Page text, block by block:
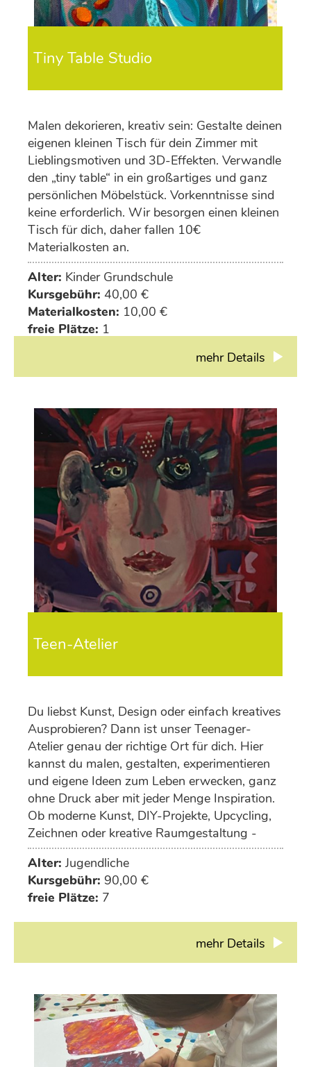
Tiny Table Studio
Malen dekorieren, kreativ sein: Gestalte deinen
eigenen kleinen Tisch für dein Zimmer mit
Lieblingsmotiven und 3D-Effekten. Verwandle
den „tiny table“ in ein großartiges und ganz
persönlichen Möbelstück. Vorkenntnisse sind
keine erforderlich. Wir besorgen einen kleinen
Tisch für dich, daher fallen 10€
Materialkosten an.
Alter: Kinder Grundschule
Kursgebühr: 40,00 €
Materialkosten: 10,00 €
freie Plätze: 1
mehr Details
Teen-Atelier
Du liebst Kunst, Design oder einfach kreatives
Ausprobieren? Dann ist unser Teenager-
Atelier genau der richtige Ort für dich. Hier
kannst du malen, gestalten, experimentieren
und eigene Ideen zum Leben erwecken, ganz
ohne Druck aber mit jeder Menge Inspiration.
Ob moderne Kunst, DIY-Projekte, Upcycling,
Zeichnen oder kreative Raumgestaltung -
deiner Fantasie sind keine Grenzen gesetzt.
Alter: Jugendliche
Kursgebühr: 90,00 €
freie Plätze: 7
mehr Details